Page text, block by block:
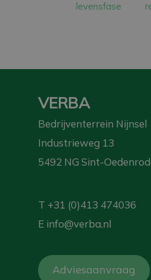
levensfase
VERBA
Bedrijventerrein Nijnsel
Industrieweg 13
5492 NG Sint-
T +31 (0)413 474036
E info@verba.nl
Adviesaanvraag